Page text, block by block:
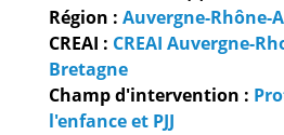
Région : Auvergne-Rhône-
CREAI : CREAI Auvergne-
Bretagne
Champ d'intervention :
l'enfance et PJJ